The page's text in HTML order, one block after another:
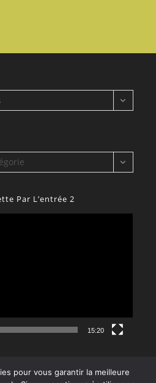
Par L’entrée 2
15:20
pour vous garantir la meilleure